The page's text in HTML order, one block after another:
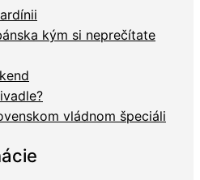
kým si neprečítate
vládnom špeciáli